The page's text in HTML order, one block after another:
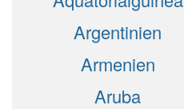
Argentinien
Armenien
Aruba